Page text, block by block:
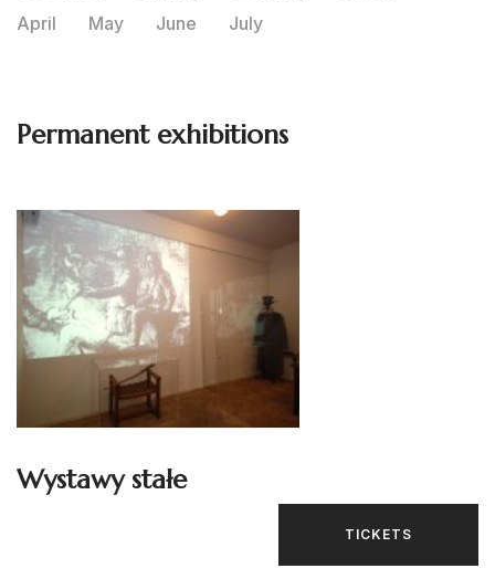
April
May June July
Permanent exhibitions
Wystawy stałe
TICKETS